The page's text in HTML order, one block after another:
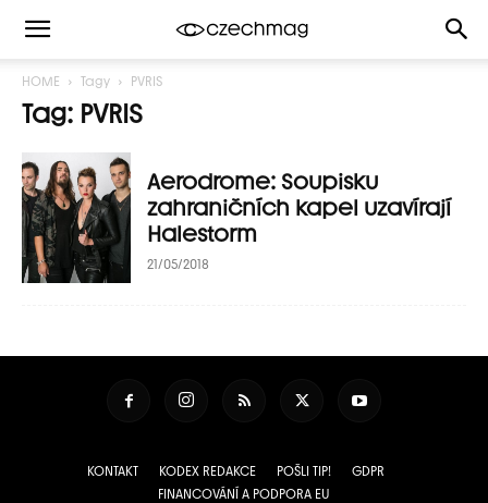
HOME Tagy PVRIS
Tag: PVRIS
Aerodrome: Soupisku
zahraničních kapel uzavírají
Halestorm
21/05/2018
KONTAKT KODEX REDAKCE POŠLI TIP!
GDPR
FINANCOVÁNÍ A PODPORA EU